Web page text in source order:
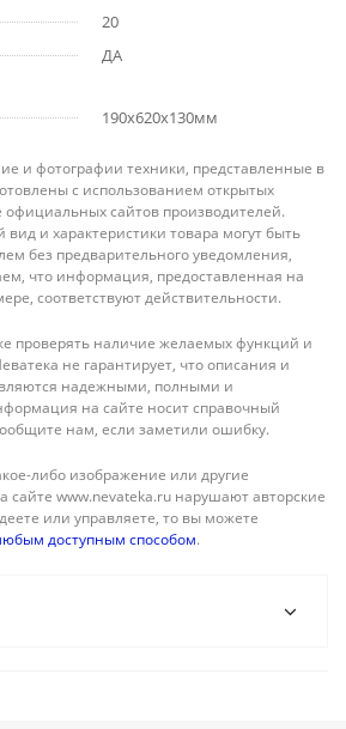
20
ДА
190x620x130мм
и фотографии техники, представленные в
с использованием открытых
официальных сайтов производителей.
и характеристики товара могут быть
без предварительного уведомления,
что информация, предоставленная на
соответствуют действительности.
проверять наличие желаемых функций и
не гарантирует, что описания и
надежными, полными и
на сайте носит справочный
нам, если заметили ошибку.
либо изображение или другие
сайте www.nevateka.ru нарушают авторские
или управляете, то вы можете
доступным способом.